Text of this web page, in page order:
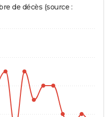
de décès (source :